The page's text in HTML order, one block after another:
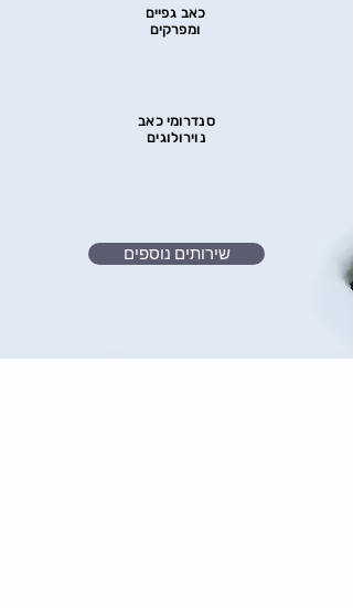
כאב גפיים
ומפרקים
סנדרומי כאב
נוירולוגים
שירותים נוספים